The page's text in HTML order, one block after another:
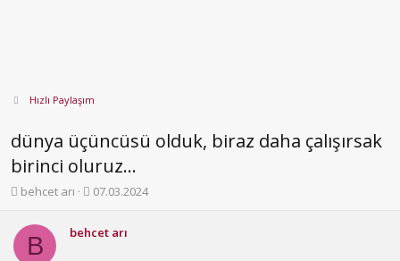
Hızlı Paylaşım
dünya üçüncüsü olduk, biraz daha çalışırsak
birinci oluruz...
K
n
behcet arı
B
l
07.03.2024
B behcet arı